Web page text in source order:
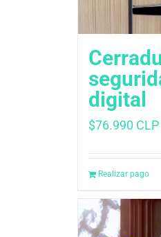
digital
$76.990 CLP
Realizar pago